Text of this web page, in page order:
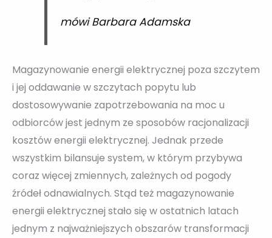
mówi Barbara Adamska
Magazynowanie energii elektrycznej poza szczytem
i jej oddawanie w szczytach popytu lub
dostosowywanie zapotrzebowania na moc u
odbiorców jest jednym ze sposobów racjonalizacji
kosztów energii elektrycznej. Jednak przede
wszystkim bilansuje system, w którym przybywa
coraz więcej zmiennych, zależnych od pogody
źródeł odnawialnych. Stąd też magazynowanie
energii elektrycznej stało się w ostatnich latach
jednym z najważniejszych obszarów transformacji